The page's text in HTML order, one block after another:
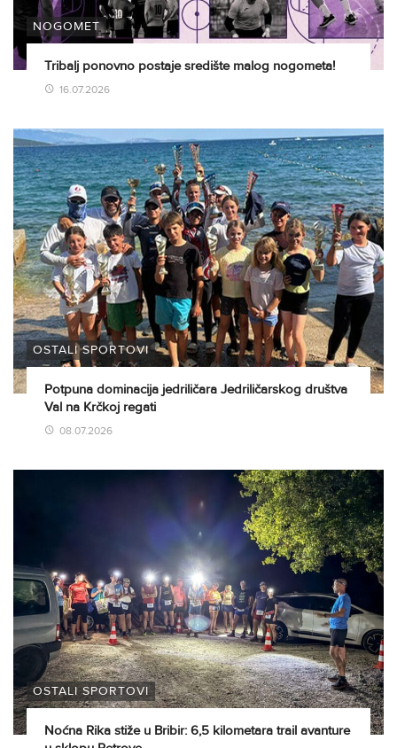
NOGOMET
Tribalj ponovno postaje središte malog nogometa!
16.07.2026
OSTALI SPORTOVI
Potpuna dominacija jedriličara Jedriličarskog društva
Val na Krčkoj regati
08.07.2026
OSTALI SPORTOVI
Noćna Rika stiže u Bribir: 6,5 kilometara trail avanture